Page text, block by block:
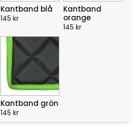
Kantband blå
145 kr
Kantband
orange
145 kr
Kantband grön
145 kr